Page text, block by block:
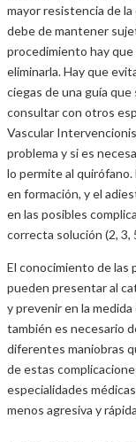
mayor resistencia de
debe de mantener
procedimiento hay que
eliminarla. Hay que
ciegas de una guía
consultar con otros
Vascular
problema y si es
lo permite al
en formación, y el
en las posibles
correcta solución (2, 3,
El conocimiento de las
pueden presentar al
y prevenir en la medida
también es necesario
diferentes maniobras
de estas
especialidades
menos agresiva y